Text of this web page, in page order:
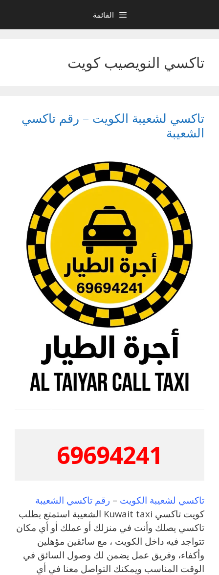
المحتوى
القائمة
تاكسي النويصيب كويت
تاكسي لشعيبة الكويت – رقم تاكسي
الشعيبة
69694241
تاكسي لشعيبة الكويت – رقم تاكسي الشعيبة
كويت تاكسي Kuwait taxi الشعيبة استمتع بطلب
تاكسي يصلك وأنت في منزلك أو عملك أو أي مكان
تتواجد فيه داخل الكويت ، مع سائقين مؤهلين
وأكفاء، وفريق عمل يضمن لك وصول السائق في
الوقت المناسب ويمكنك التواصل معنا في أي